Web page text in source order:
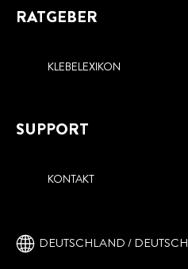
RATGEBER
KLEBELEXIKON
SUPPORT
KONTAKT
DEUTSCHLAND / DEUTSCH